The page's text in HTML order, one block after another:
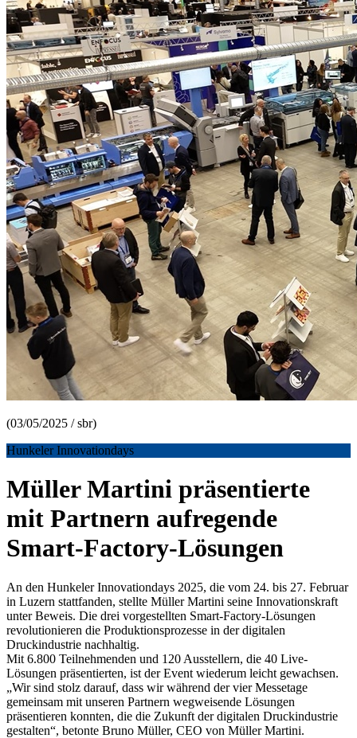
(03/05/2025 / sbr)
Hunkeler Innovationdays
Müller Martini präsentierte
mit Partnern aufregende
Smart-Factory-Lösungen
An den Hunkeler Innovationdays 2025, die vom 24. bis 27. Februar
in Luzern stattfanden, stellte Müller Martini seine Innovationskraft
unter Beweis. Die drei vorgestellten Smart-Factory-Lösungen
revolutionieren die Produktionsprozesse in der digitalen
Druckindustrie nachhaltig.
Mit 6.800 Teilnehmenden und 120 Ausstellern, die 40 Live-
Lösungen präsentierten, ist der Event wiederum leicht gewachsen.
„Wir sind stolz darauf, dass wir während der vier Messetage
gemeinsam mit unseren Partnern wegweisende Lösungen
präsentieren konnten, die die Zukunft der digitalen Druckindustrie
gestalten“, betonte Bruno Müller, CEO von Müller Martini.